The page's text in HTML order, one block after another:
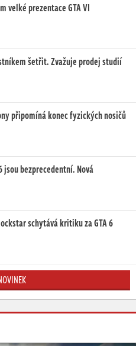
velké prezentace GTA VI
šetřit. Zvažuje prodej studií
připomíná konec fyzických nosičů
jsou bezprecedentní. Nová
schytává kritiku za GTA 6